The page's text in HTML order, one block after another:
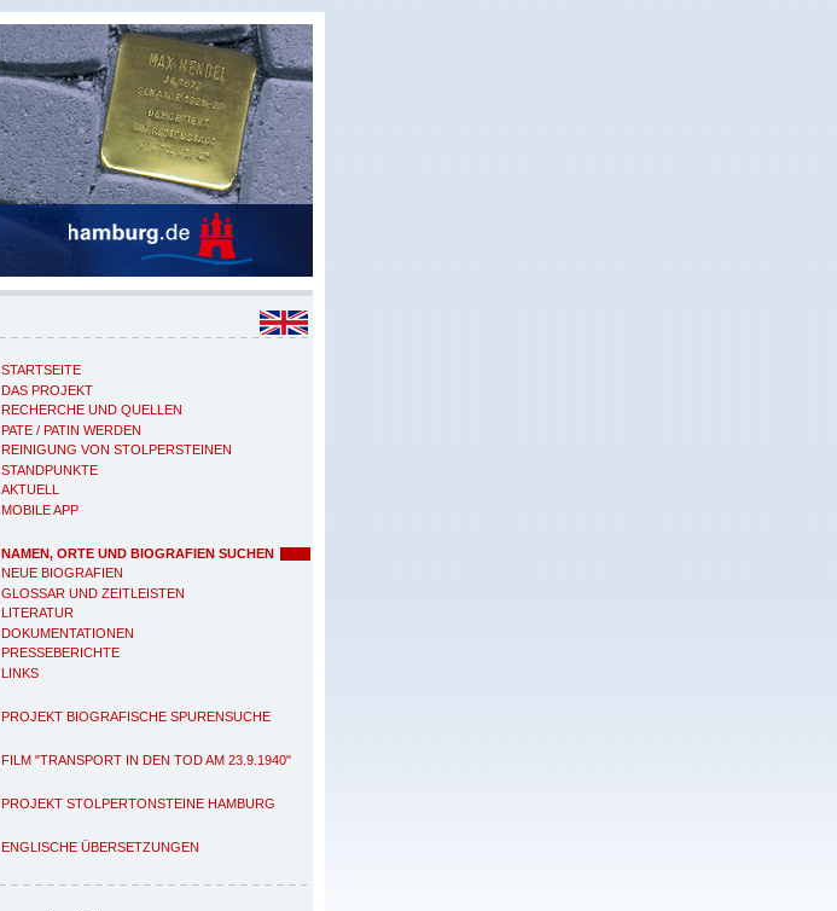
STARTSEITE
DAS PROJEKT
RECHERCHE UND QUELLEN
PATE / PATIN WERDEN
REINIGUNG VON STOLPERSTEINEN
STANDPUNKTE
AKTUELL
MOBILE APP
NAMEN, ORTE UND BIOGRAFIEN SUCHEN
NEUE BIOGRAFIEN
GLOSSAR UND ZEITLEISTEN
LITERATUR
DOKUMENTATIONEN
PRESSEBERICHTE
LINKS
PROJEKT BIOGRAFISCHE SPURENSUCHE
FILM "TRANSPORT IN DEN TOD AM 23.9.1940"
PROJEKT STOLPERTONSTEINE HAMBURG
ENGLISCHE ÜBERSETZUNGEN